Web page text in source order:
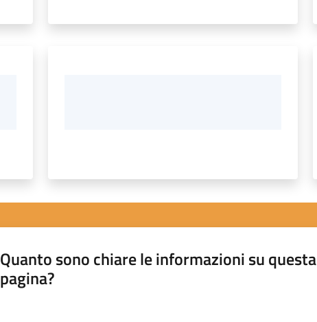
Quanto sono chiare le informazioni su questa
pagina?